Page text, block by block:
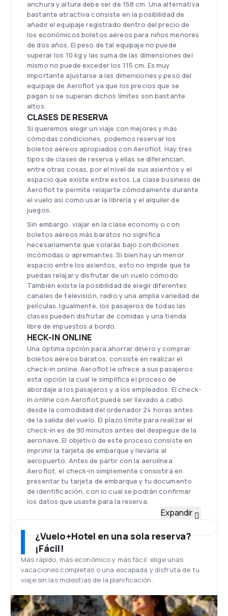
anchura y altura debe ser de 158 cm. Una alternativa
bastante atractiva consiste en la posibilidad de
añadir el equipaje registrado dentro del precio de
los económicos boletos aéreos para niños menores
de dos años. El peso de tal equipaje no puede
superar los 10 kg y las suma de las dimensiones del
mismo no puede exceder los 115 cm. Es muy
importante ajustarse a las dimensiones y peso del
equipaje de Aeroflot ya que los precios que se
pagan si se superan dichos límites son bastante
altos.
CLASES DE RESERVA
Si queremos elegir un viaje con mejores y más
cómodas condiciones, podemos reservar los
boletos aéreos apropiados con Aeroflot. Hay tres
tipos de clases de reserva y ellas se diferencian,
entre otras cosas, por el nivel de sus asientos y el
espacio que existe entre estos. La clase business de
Aeroflot te permite relajarte cómodamente durante
el vuelo así como usar la librería y el alquiler de
juegos.
Sin embargo, viajar en la clase economy o con
boletos aéreos más baratos no significa
necesariamente que volarás bajo condiciones
incómodas o apremiantes. Si bien hay un menor
espacio entre los asientos, esto no impide que te
puedas relajar y disfrutar de un vuelo cómodo.
También existe la posibilidad de elegir diferentes
canales de televisión, radio y una amplia variedad de
películas. Igualmente, los pasajeros de todas las
clases pueden disfrutar de comidas y una tienda
libre de impuestos a bordo.
HECK-IN ONLINE
Una óptima opción para ahorrar dinero y comprar
boletos aéreos baratos, consiste en realizar el
check-in online. Aeroflot le ofrece a sus pasajeros
esta opción la cual le simplifica el proceso de
abordaje a los pasajeros y a los empleados. El check-
in online con Aeroflot puede ser llevado a cabo
desde la comodidad del ordenador 24 horas antes
de la salida del vuelo. El plazo límite para realizar el
check-in es de 90 minutos antes del despegue de la
aeronave. El objetivo de este proceso consiste en
imprimir la tarjeta de embarque y llevarla al
aeropuerto. Antes de partir con la aerolínea
Aeroflot, el check-in simplemente consistirá en
presentar tu tarjeta de embarque y tu documento
de identificación, con lo cual se podrán confirmar
los datos que usaste para la reserva.
Aeroflot dejaron de ser producidos por fabricantes
domésticos. En la lucha por acaparar clientes, la
aerolínea optó por aeronaves provenientes de
fabricantes de confianza. De hecho, la mayoría de
aeronaves de la compañía son de fabricación
francesa. Aviones Airbus de diversa envergadura
pueden acomodar de 140 a 300 pasajeros en dos
clases. Más de 120 unidades vuelan bajo la bandera
Expandir
¿Vuelo+Hotel en una sola reserva?
¡Fácil!
Más rápido, más económico y más fácil: elige unas
vacaciones completas o una escapada y disfruta de tu
viaje sin las molestias de la planificación.